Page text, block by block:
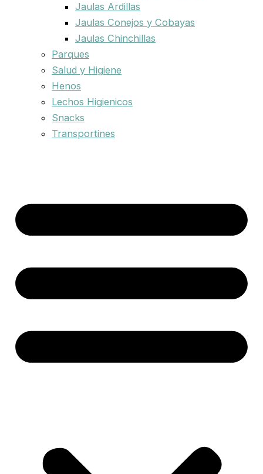
Jaulas Ardillas
Jaulas Conejos y Cobayas
Jaulas Chinchillas
Parques
Salud y Higiene
Henos
Lechos Higienicos
Snacks
Transportines